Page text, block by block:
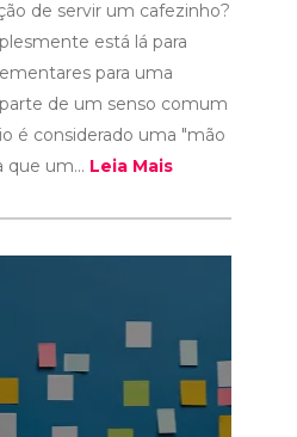
de servir um cafezinho?
está lá para
para uma
de um senso comum
é considerado uma "mão
que um... Leia Mais